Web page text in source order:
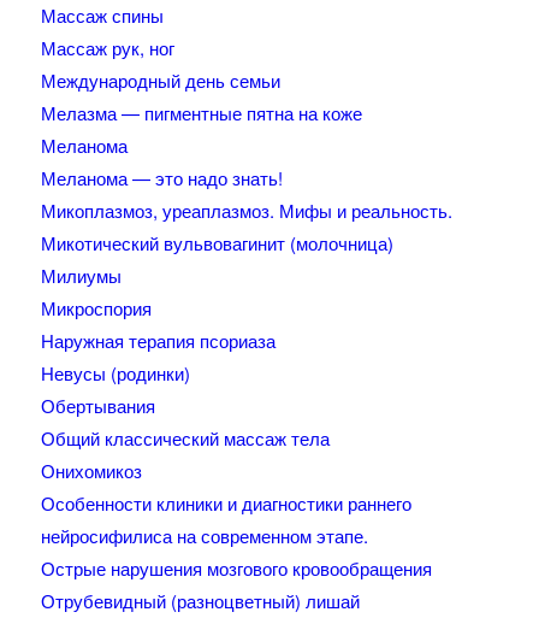
Массаж спины
Массаж рук, ног
Международный день семьи
Мелазма — пигментные пятна на коже
Меланома
Меланома — это надо знать!
Микоплазмоз, уреаплазмоз. Мифы и реальность.
Микотический вульвовагинит (молочница)
Милиумы
Микроспория
Наружная терапия псориаза
Невусы (родинки)
Обертывания
Общий классический массаж тела
Онихомикоз
Особенности клиники и диагностики раннего
нейросифилиса на современном этапе.
Острые нарушения мозгового кровообращения
Отрубевидный (разноцветный) лишай